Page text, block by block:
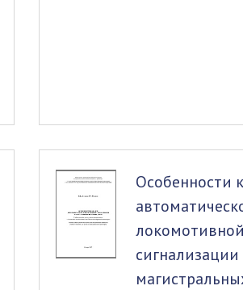
Особенности
локомотивной
сигнализации